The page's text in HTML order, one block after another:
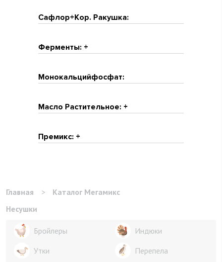
Сафлор+Кор. Ракушка:
Ферменты: +
Монокальцийфосфат:
Масло Растительное: +
Премикс: +
Главная >
Каталог Мегамикс
Несушки
Бройлеры
Индюки
Утки
Перепела